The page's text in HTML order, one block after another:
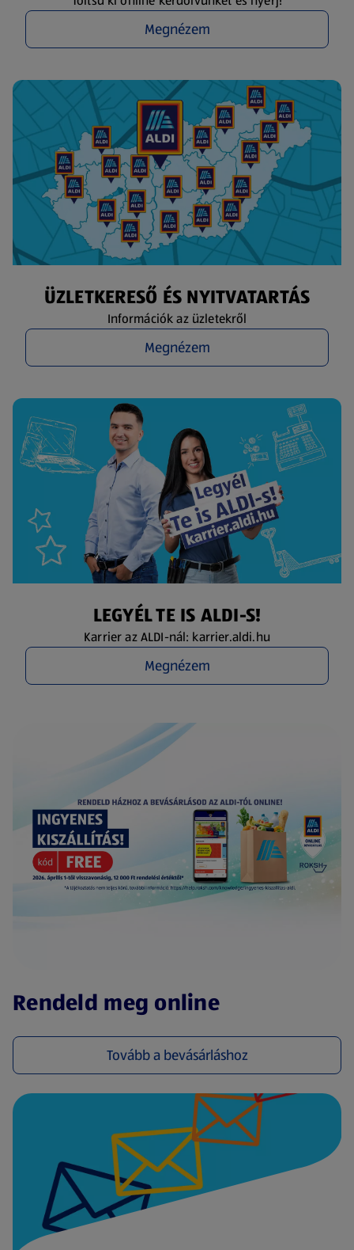
Megnézem
ÜZLETKERESŐ ÉS NYITVATARTÁS
Információk az üzletekről
Megnézem
LEGYÉL TE IS ALDI-S!
Karrier az ALDI-nál: karrier.aldi.hu
Megnézem
Rendeld meg online
Tovább a bevásárláshoz
(új oldalon nyílik meg)